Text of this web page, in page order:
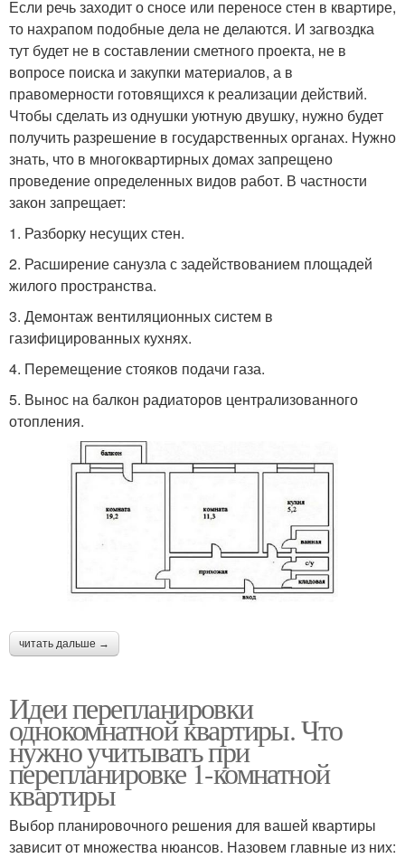
Если речь заходит о сносе или переносе стен в квартире,
то нахрапом подобные дела не делаются. И загвоздка
тут будет не в составлении сметного проекта, не в
вопросе поиска и закупки материалов, а в
правомерности готовящихся к реализации действий.
Чтобы сделать из однушки уютную двушку, нужно будет
получить разрешение в государственных органах. Нужно
знать, что в многоквартирных домах запрещено
проведение определенных видов работ. В частности
закон запрещает:
1.​ Разборку несущих стен.
2.​ Расширение санузла с задействованием площадей
жилого пространства.
3.​ Демонтаж вентиляционных систем в
газифицированных кухнях.
4.​ Перемещение стояков подачи газа.
5.​ Вынос на балкон радиаторов централизованного
отопления.
читать дальше →
Идеи перепланировки
однокомнатной квартиры. Что
нужно учитывать при
перепланировке 1-комнатной
квартиры
Выбор планировочного решения для вашей квартиры
зависит от множества нюансов. Назовем главные из них: